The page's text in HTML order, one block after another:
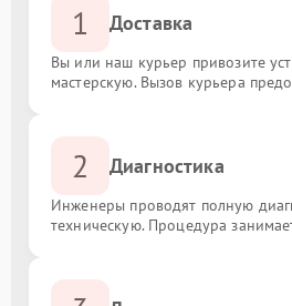
1 Доставка
Вы или наш курьер привозите
мастерскую. Вызов курьера
2 Диагностика
Инженеры проводят полную
техническую. Процедура